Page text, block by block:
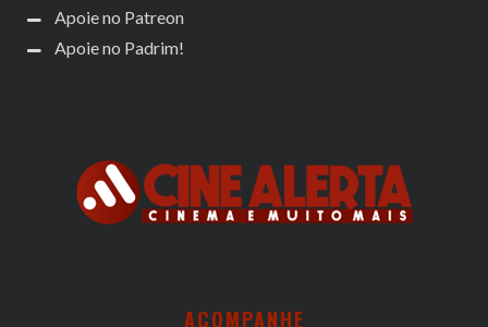
Apoie no Patreon
Apoie no Padrim!
ACOMPANHE